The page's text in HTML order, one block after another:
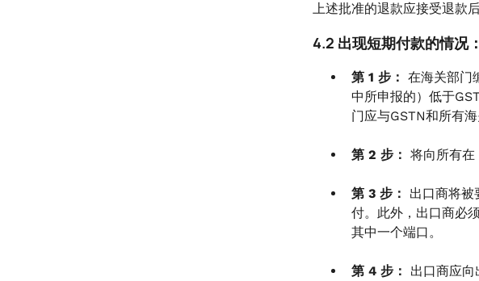
上述批准的退款应接受退款后
4.2 出现短期付款的情况：
第 1 步： 在海关部门
中所申报的）低于
门应与GSTN和所有
第 2 步： 将向所有在
第 3 步： 出口商将被
付。此外，出口商必
其中一个端口。
第 4 步： 出口商应